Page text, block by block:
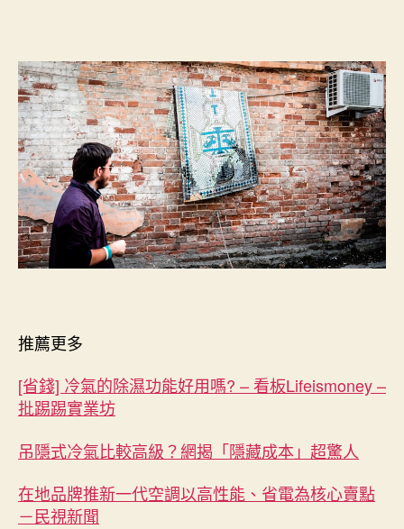
推薦更多
[省錢] 冷氣的除濕功能好用嗎? – 看板Lifeismoney –
批踢踢實業坊
吊隱式冷氣比較高級？網揭「隱藏成本」超驚人
在地品牌推新一代空調以高性能、省電為核心賣點
－民視新聞